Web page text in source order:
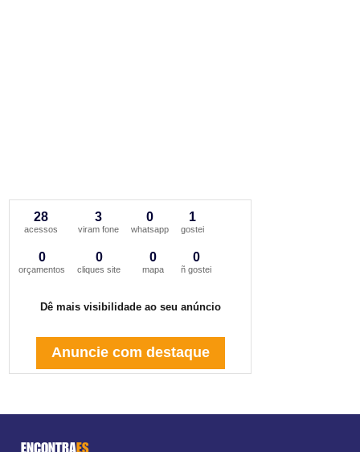
28
acessos
3
viram fone
0
whatsapp
1
gostei
0
orçamentos
0
cliques site
0
mapa
0
ñ gostei
Dê mais visibilidade ao seu anúncio
Anuncie com destaque
ENCONTRAES